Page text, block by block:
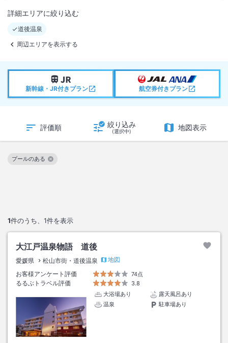
詳細エリアに絞り込む
道後温泉
周辺エリアを表示する
新幹線・JR付きプラン 航空券付きプラン
評価順 絞り込み
(選択中) 地図表示
1件のうち、 1件を表示
プールのある
この絞り込み条件を解除
大江戸温泉物語 道後
愛媛県 松山市街・道後温泉
地図
お客様アンケート評価
74点
るるぶトラベル評価
3.8
大浴場あり
露天風呂あり
温泉
駐車場あり